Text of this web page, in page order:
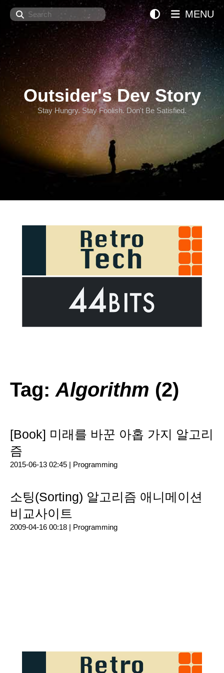
Search
Outsider's Dev Story
Stay Hungry. Stay Foolish. Don't Be Satisfied.
MENU
Tag: Algorithm (2)
[Book] 미래를 바꾼 아홉 가지 알고리
즘
2015-06-13 02:45 | Programming
소팅(Sorting) 알고리즘 애니메이션
비교사이트
2009-04-16 00:18 | Programming